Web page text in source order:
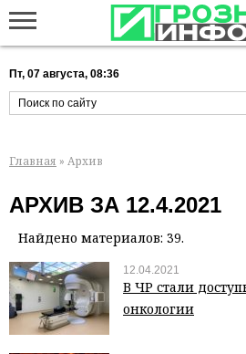
Пт, 07 августа, 08:36
Главная » Архив
АРХИВ ЗА 12.4.2021
Найдено материалов: 39.
12.04.2021
В ЧР стали
онкологии